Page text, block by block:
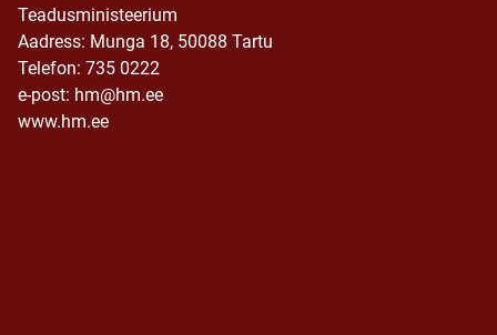
Teadusministeerium
Aadress: Munga 18, 50088 Tartu
Telefon: 735 0222
e-post: hm@hm.ee
www.hm.ee